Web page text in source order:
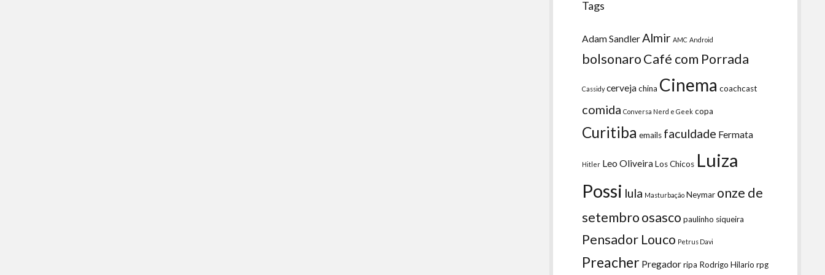
Tags
Adam Sandler Almir AMC Android
bolsonaroCafé com Porrada
Cassidy cervejachina Cinema coachcast
comida Conversa Nerd e Geek copa
Curitiba emails faculdade Fermata
Hitler Leo OliveiraLos Chicos Luiza
Possi lula Masturbação Neymar onze de
setembroosasco paulinho siqueira
Pensador Louco Petrus Davi
Preacher Pregadorripa Rodrigo Hilario rpg